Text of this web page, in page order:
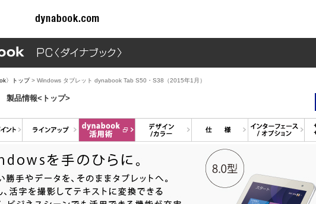
〉トップ> Windows タブレット dynabook Tab S50・S38（2015年1月）
製品情報<トップ>